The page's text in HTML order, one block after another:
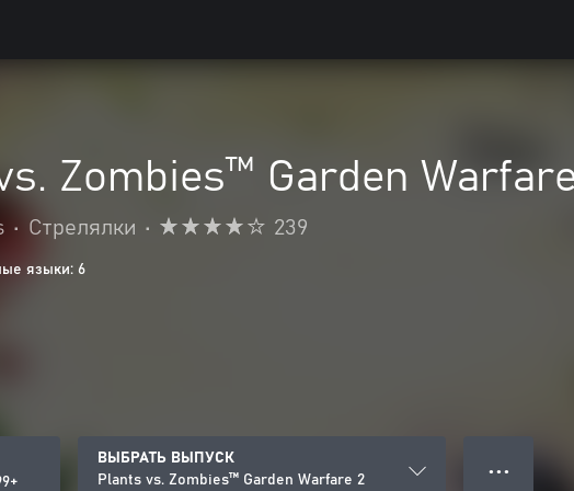
Zombies™ Garden
• Стрелялки • 239
языки: 6
ВЫБРАТЬ ВЫПУСК
Plants vs. Zombies™ Garden Warfare 2
● ● ●